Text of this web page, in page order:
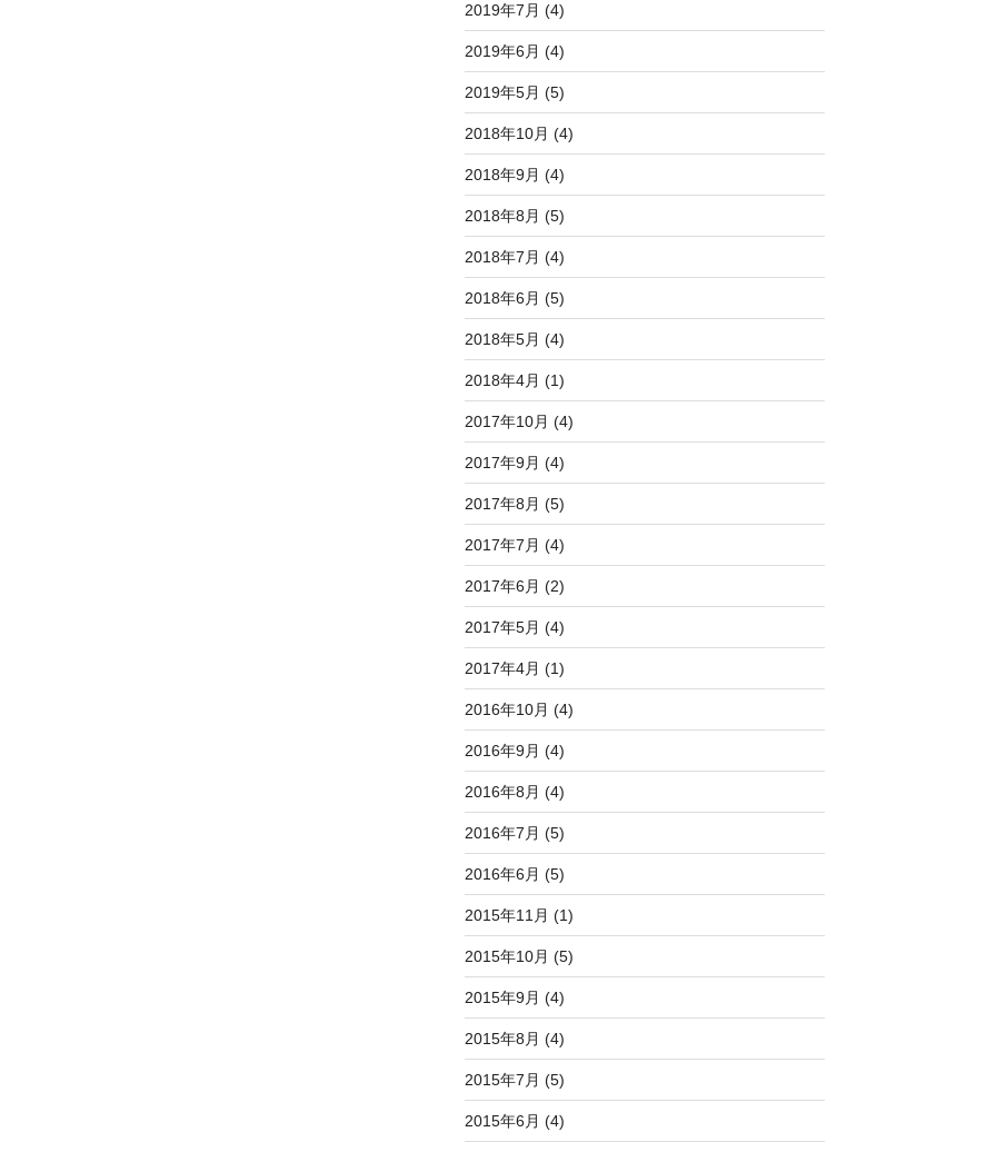
2019年7月 (4)
2019年6月 (4)
2019年5月 (5)
2018年10月 (4)
2018年9月 (4)
2018年8月 (5)
2018年7月 (4)
2018年6月 (5)
2018年5月 (4)
2018年4月 (1)
2017年10月 (4)
2017年9月 (4)
2017年8月 (5)
2017年7月 (4)
2017年6月 (2)
2017年5月 (4)
2017年4月 (1)
2016年10月 (4)
2016年9月 (4)
2016年8月 (4)
2016年7月 (5)
2016年6月 (5)
2015年11月 (1)
2015年10月 (5)
2015年9月 (4)
2015年8月 (4)
2015年7月 (5)
2015年6月 (4)